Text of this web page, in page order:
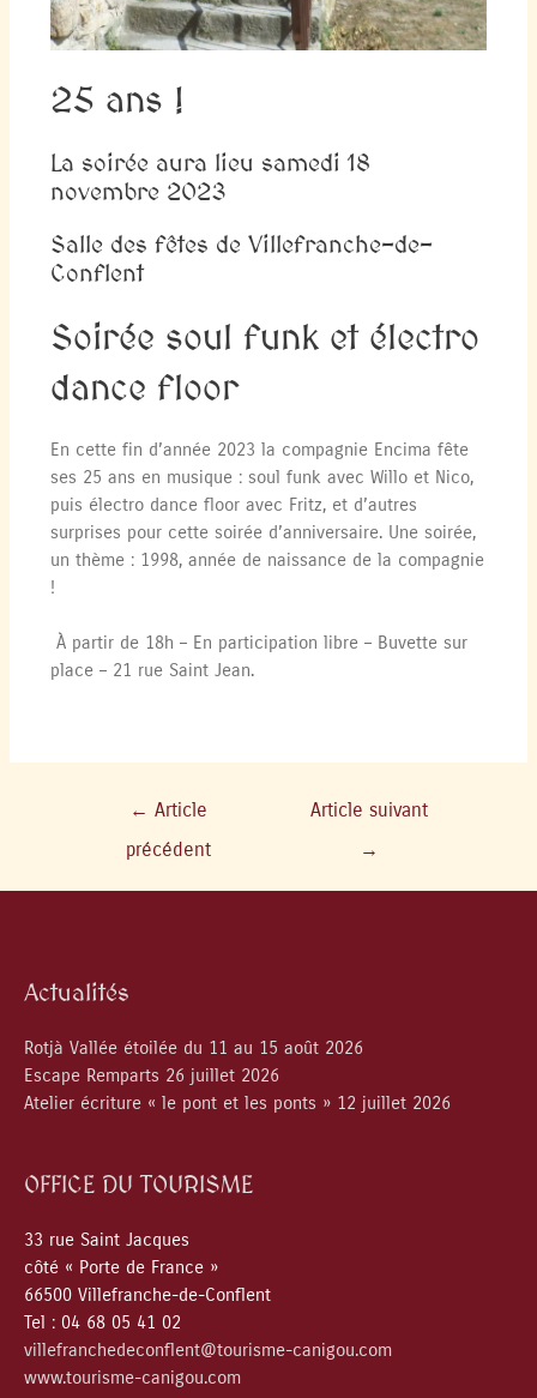
25 ans !
La soirée aura lieu samedi 18
novembre 2023
Salle des fêtes de Villefranche-de-
Conflent
Soirée soul funk et électro
dance floor
En cette fin d’année 2023 la compagnie Encima fête
ses 25 ans en musique : soul funk avec Willo et Nico,
puis électro dance floor avec Fritz, et d’autres
surprises pour cette soirée d’anniversaire. Une soirée,
un thème : 1998, année de naissance de la compagnie
!
À partir de 18h – En participation libre – Buvette sur
place – 21 rue Saint Jean.
← Article
précédent
Article suivant
→
Actualités
Rotjà Vallée étoilée du 11 au 15 août 2026
Escape Remparts 26 juillet 2026
Atelier écriture « le pont et les ponts » 12 juillet 2026
OFFICE DU TOURISME
33 rue Saint Jacques
côté « Porte de France »
66500 Villefranche-de-Conflent
Tel : 04 68 05 41 02
villefranchedeconflent@tourisme-canigou.com
www.tourisme-canigou.com